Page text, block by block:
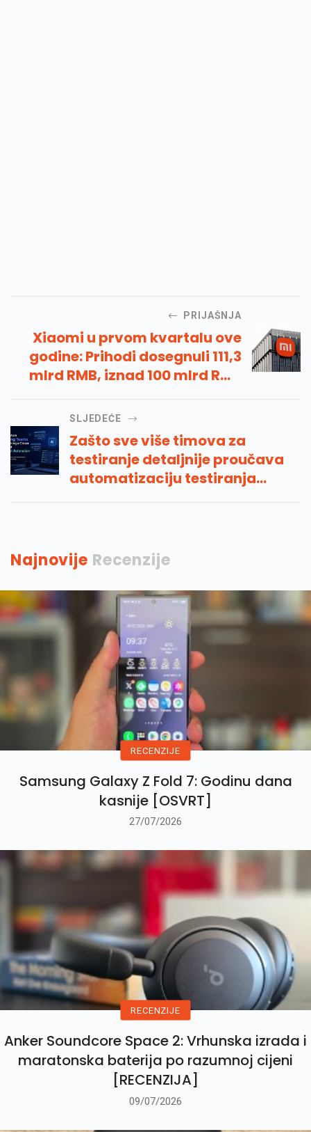
PRIJAŠNJA
Xiaomi u prvom kvartalu ove
godine: Prihodi dosegnuli 111,3
mlrd RMB, iznad 100 mlrd RMB
drugi kvartal zaredom
SLJEDEĆE
Zašto sve više timova za
testiranje detaljnije proučava
automatizaciju testiranja
umjetne inteligencije
Najnovije Recenzije
RECENZIJE
Samsung Galaxy Z Fold 7: Godinu dana
kasnije [OSVRT]
27/07/2026
RECENZIJE
Anker Soundcore Space 2: Vrhunska izrada i
maratonska baterija po razumnoj cijeni
[RECENZIJA]
09/07/2026